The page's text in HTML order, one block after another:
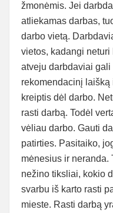
žmonėmis. Jei
atliekamas darbas,
darbo vietą.
vietos, kadangi neturi
atveju darbdaviai
rekomendacinį laišką
kreiptis dėl darbo.
rasti darbą. Todėl
vėliau darbo. Gauti
patirties. Pasitaiko,
mėnesius ir neranda.
nežino tiksliai, kokio
svarbu iš karto rasti
mieste. Rasti darbą